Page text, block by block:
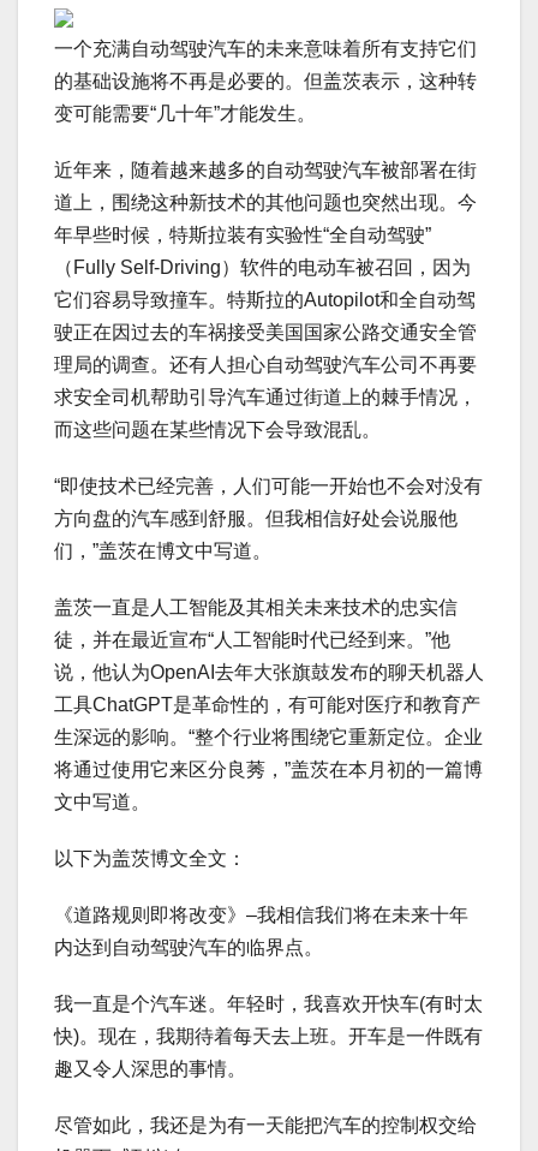
一个充满自动驾驶汽车的未来意味着所有支持它们
的基础设施将不再是必要的。但盖茨表示，这种转
变可能需要“几十年”才能发生。
近年来，随着越来越多的自动驾驶汽车被部署在街
道上，围绕这种新技术的其他问题也突然出现。今
年早些时候，特斯拉装有实验性“全自动驾驶”
（Fully Self-Driving）软件的电动车被召回，因为
它们容易导致撞车。特斯拉的Autopilot和全自动驾
驶正在因过去的车祸接受美国国家公路交通安全管
理局的调查。还有人担心自动驾驶汽车公司不再要
求安全司机帮助引导汽车通过街道上的棘手情况，
而这些问题在某些情况下会导致混乱。
“即使技术已经完善，人们可能一开始也不会对没有
方向盘的汽车感到舒服。但我相信好处会说服他
们，”盖茨在博文中写道。
盖茨一直是人工智能及其相关未来技术的忠实信
徒，并在最近宣布“人工智能时代已经到来。”他
说，他认为OpenAI去年大张旗鼓发布的聊天机器人
工具ChatGPT是革命性的，有可能对医疗和教育产
生深远的影响。“整个行业将围绕它重新定位。企业
将通过使用它来区分良莠，”盖茨在本月初的一篇博
文中写道。
以下为盖茨博文全文：
《道路规则即将改变》–我相信我们将在未来十年
内达到自动驾驶汽车的临界点。
我一直是个汽车迷。年轻时，我喜欢开快车(有时太
快)。现在，我期待着每天去上班。开车是一件既有
趣又令人深思的事情。
尽管如此，我还是为有一天能把汽车的控制权交给